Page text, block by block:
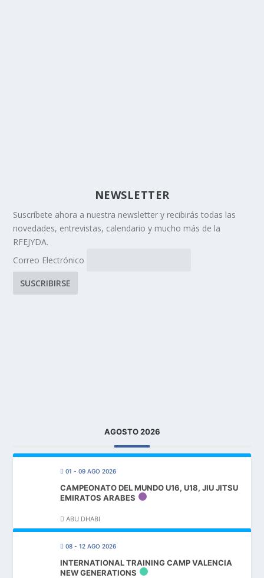
NEWSLETTER
Suscríbete ahora a nuestra newsletter y recibirás todas las
novedades, entrevistas, calendario y mucho más de la
RFEJYDA.
Correo Electrónico
AGOSTO 2026
01 - 09 AGO 2026
CAMPEONATO DEL MUNDO U16, U18, JIU JITSU
EMIRATOS ARABES
ABU DHABI
08 - 12 AGO 2026
INTERNATIONAL TRAINING CAMP VALENCIA
NEW GENERATIONS